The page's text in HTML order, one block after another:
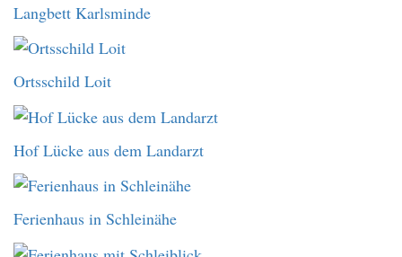
Langbett Karlsminde
Ortsschild Loit
Hof Lücke aus dem Landarzt
Ferienhaus in Schleinähe